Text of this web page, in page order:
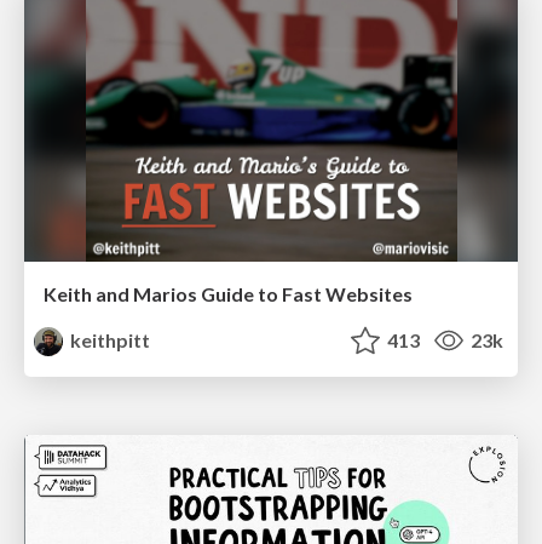
Keith and Marios Guide to Fast Websites
keithpitt
413 23k